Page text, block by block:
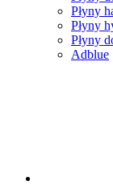
Płyny
Płyny
Płyny
Adblue